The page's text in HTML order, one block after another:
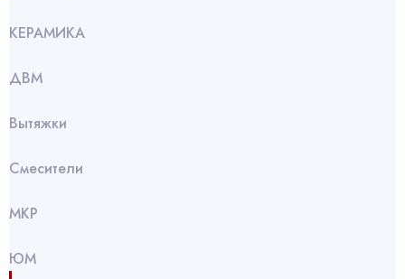
КЕРАМИКА
ДВМ
Вытяжки
Смесители
МКР
ЮМ